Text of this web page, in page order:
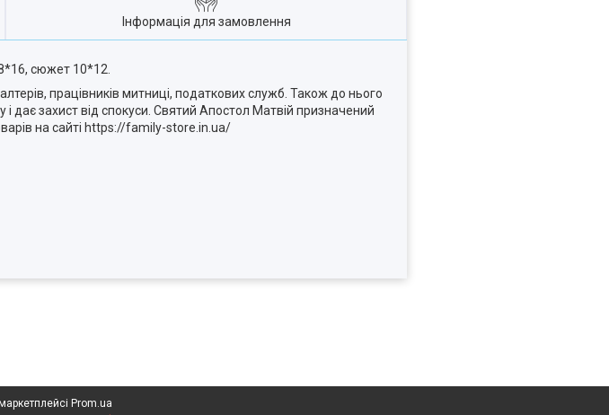
Інформація для замовлення
сюжет 10*12.
працівників митниці, податкових служб. Також до нього
дає захист від спокуси. Святий Апостол Матвій призначений
на сайті https://family-store.in.ua/
Prom.ua